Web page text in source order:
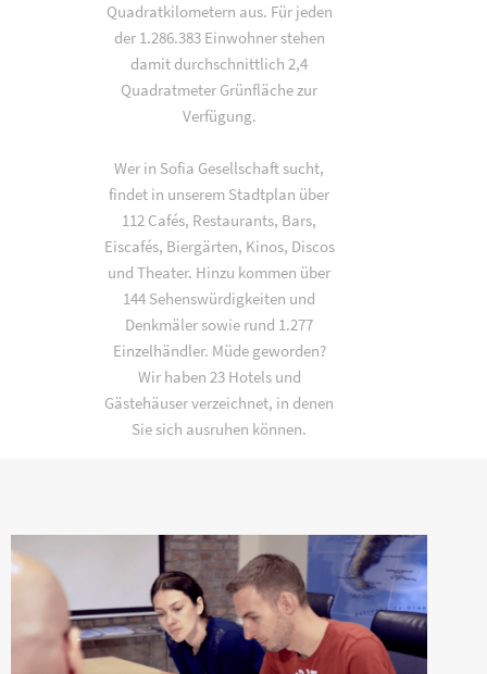
Quadratkilometern aus. Für jeden
der 1.286.383 Einwohner stehen
damit durchschnittlich 2,4
Quadratmeter Grünfläche zur
Verfügung.
Wer in Sofia Gesellschaft sucht,
findet in unserem Stadtplan über
112 Cafés, Restaurants, Bars,
Eiscafés, Biergärten, Kinos, Discos
und Theater. Hinzu kommen über
144 Sehenswürdigkeiten und
Denkmäler sowie rund 1.277
Einzelhändler. Müde geworden?
Wir haben 23 Hotels und
Gästehäuser verzeichnet, in denen
Sie sich ausruhen können.